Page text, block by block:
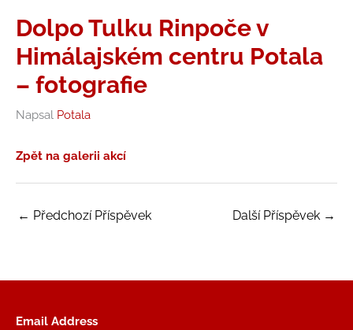
Dolpo Tulku Rinpoče v
Himálajském centru Potala
– fotografie
Napsal Potala
Zpět na galerii akcí
← Předchozí Příspěvek Další Příspěvek →
Email Address